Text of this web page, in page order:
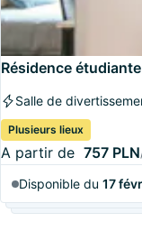
Résidence
Salle de
Plusieurs lieux
A partir de 757 PLN
Disponible du 17